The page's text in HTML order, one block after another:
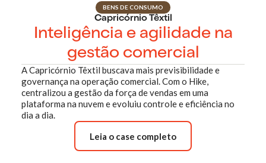
BENS DE CONSUMO
Capricórnio Têxtil
Inteligência e agilidade na
gestão comercial
A Capricórnio Têxtil buscava mais previsibilidade e
governança na operação comercial. Com o Hike,
centralizou a gestão da força de vendas em uma
plataforma na nuvem e evoluiu controle e eficiência no
dia a dia.
Leia o case completo